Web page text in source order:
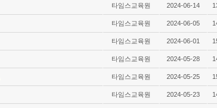
타임스교육원 2024-06-14
타임스교육원 2024-06-05
타임스교육원 2024-06-01
타임스교육원 2024-05-28
타임스교육원 2024-05-25
타임스교육원 2024-05-23